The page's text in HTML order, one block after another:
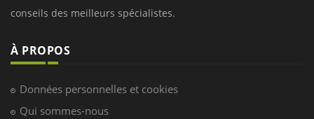
conseils des meilleurs spécialistes.
À PROPOS
Données personnelles et cookies
Qui sommes-nous